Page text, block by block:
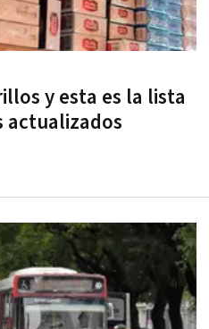
y esta es la lista
actualizados